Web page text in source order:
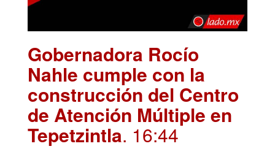
Gobernadora Rocío
Nahle cumple con la
construcción del Centro
de Atención Múltiple en
Tepetzintla. 16:44